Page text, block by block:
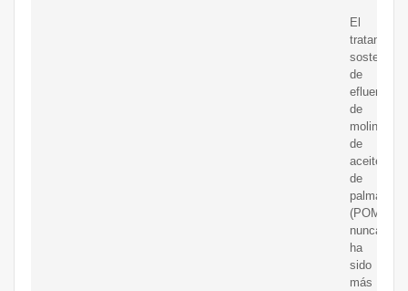
El
tratamiento
sostenible
de
efluentes
de
molinos
de
aceite
de
palma
(POME)
nunca
ha
sido
más